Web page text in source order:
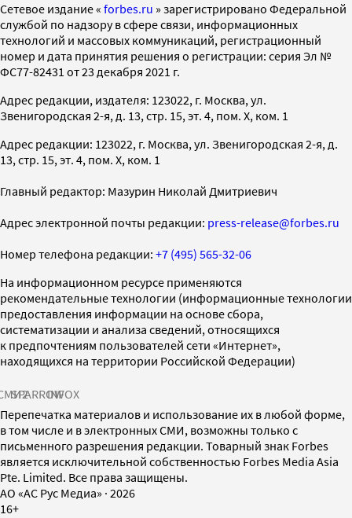
Cетевое издание « forbes.ru » зарегистрировано Федеральной
службой по надзору в сфере связи, информационных
технологий и массовых коммуникаций, регистрационный
номер и дата принятия решения о регистрации: серия Эл №
ФС77-82431 от 23 декабря 2021 г.
Адрес редакции, издателя: 123022, г. Москва, ул.
Звенигородская 2-я, д. 13, стр. 15, эт. 4, пом. X, ком. 1
Адрес редакции: 123022, г. Москва, ул. Звенигородская 2-я, д.
13, стр. 15, эт. 4, пом. X, ком. 1
Главный редактор: Мазурин Николай Дмитриевич
Адрес электронной почты редакции: press-release@forbes.ru
Номер телефона редакции: +7 (495) 565-32-06
На информационном ресурсе применяются
рекомендательные технологии (информационные технологии
предоставления информации на основе сбора,
систематизации и анализа сведений, относящихся
к предпочтениям пользователей сети «Интернет»,
находящихся на территории Российской Федерации)
SPARROWINFOX
Перепечатка материалов и использование их в любой форме,
в том числе и в электронных СМИ, возможны только с
письменного разрешения редакции. Товарный знак Forbes
является исключительной собственностью Forbes Media Asia
Pte. Limited. Все права защищены.
AO «АС Рус Медиа» · 2026
16+